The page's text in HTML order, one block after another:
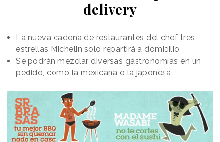
delivery
La nueva cadena de restaurantes del chef tres
estrellas Michelin solo repartirá a domicilio
Se podrán mezclar diversas gastronomías en un
pedido, como la mexicana o la japonesa